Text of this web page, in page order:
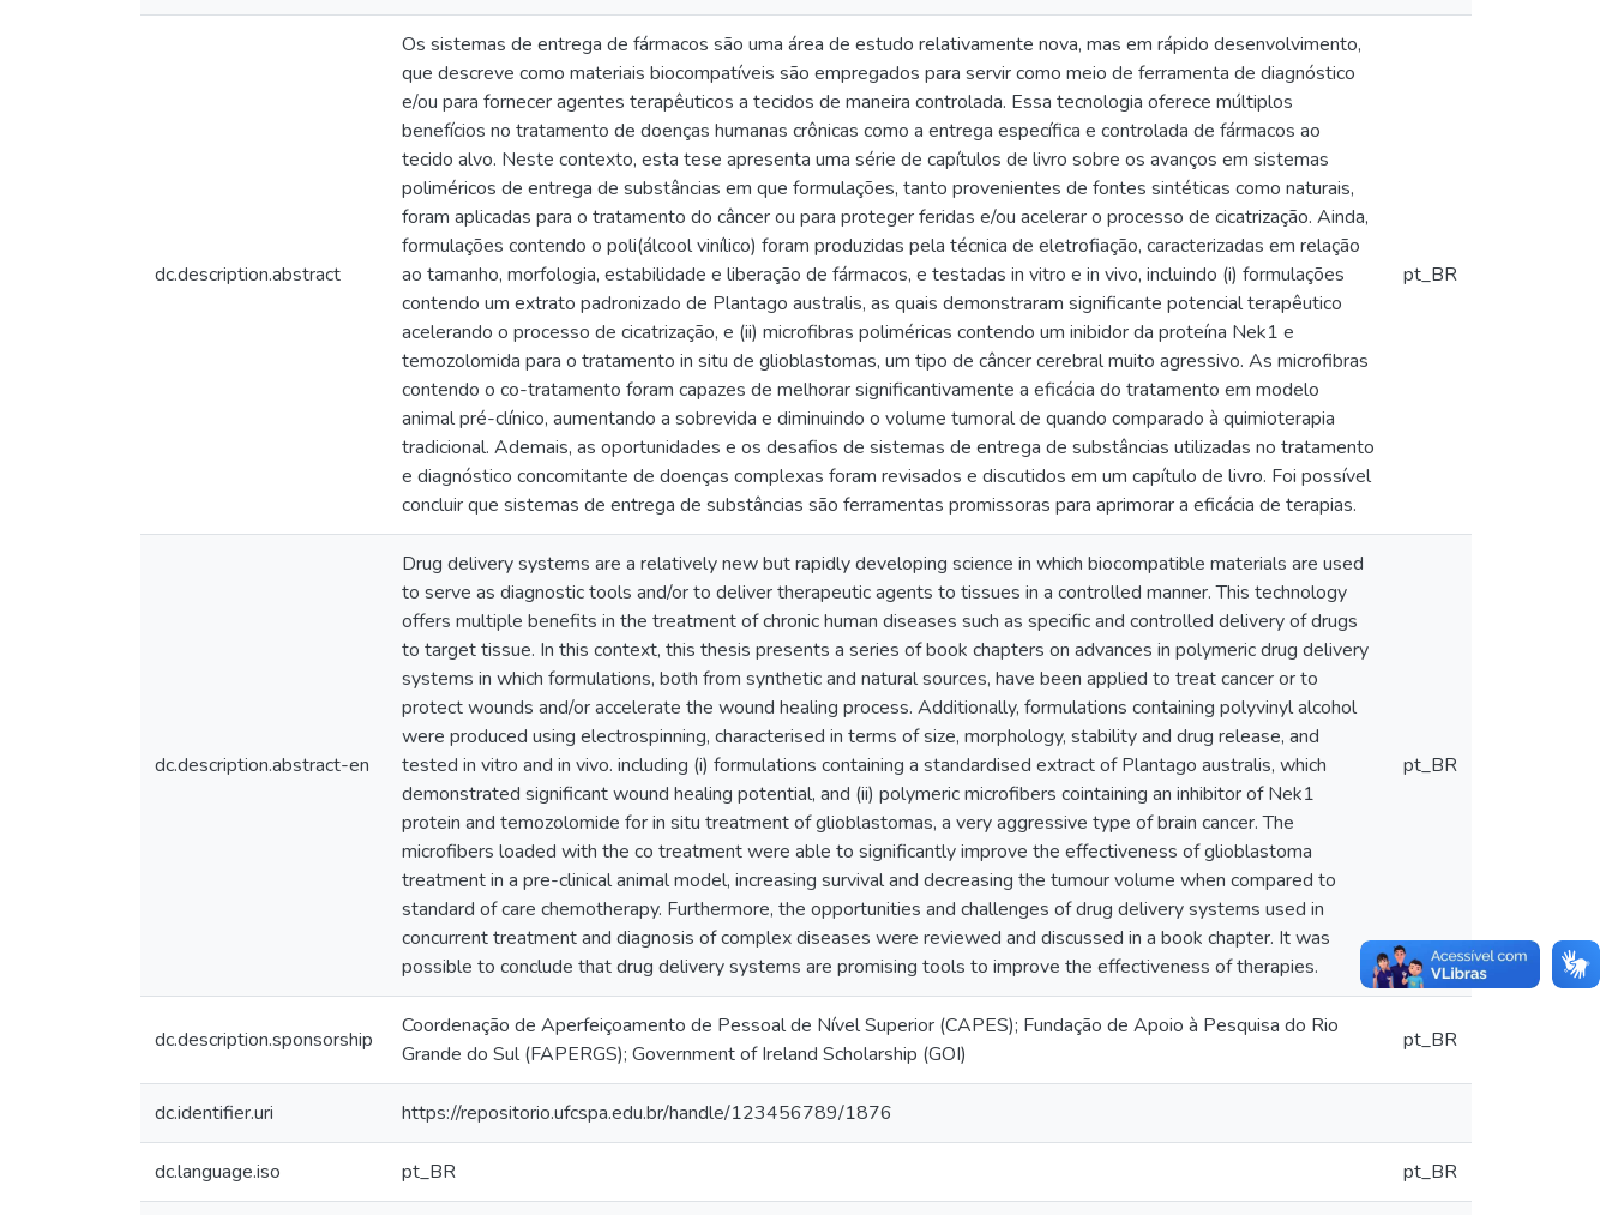
dc.description.abstract
Os sistemas de entrega de fármacos são uma área de estudo relativamente nova, mas em rápido desenvolvimento,
que descreve como materiais biocompatíveis são empregados para servir como meio de ferramenta de diagnóstico
e/ou para fornecer agentes terapêuticos a tecidos de maneira controlada. Essa tecnologia oferece múltiplos
benefícios no tratamento de doenças humanas crônicas como a entrega específica e controlada de fármacos ao
tecido alvo. Neste contexto, esta tese apresenta uma série de capítulos de livro sobre os avanços em sistemas
poliméricos de entrega de substâncias em que formulações, tanto provenientes de fontes sintéticas como naturais,
foram aplicadas para o tratamento do câncer ou para proteger feridas e/ou acelerar o processo de cicatrização. Ainda,
formulações contendo o poli(álcool vinílico) foram produzidas pela técnica de eletrofiação, caracterizadas em relação
ao tamanho, morfologia, estabilidade e liberação de fármacos, e testadas in vitro e in vivo, incluindo (i) formulações
contendo um extrato padronizado de Plantago australis, as quais demonstraram significante potencial terapêutico
acelerando o processo de cicatrização, e (ii) microfibras poliméricas contendo um inibidor da proteína Nek1 e
temozolomida para o tratamento in situ de glioblastomas, um tipo de câncer cerebral muito agressivo. As microfibras
contendo o co-tratamento foram capazes de melhorar significantivamente a eficácia do tratamento em modelo
animal pré-clínico, aumentando a sobrevida e diminuindo o volume tumoral de quando comparado à quimioterapia
tradicional. Ademais, as oportunidades e os desafios de sistemas de entrega de substâncias utilizadas no tratamento
e diagnóstico concomitante de doenças complexas foram revisados e discutidos em um capítulo de livro. Foi possível
concluir que sistemas de entrega de substâncias são ferramentas promissoras para aprimorar a eficácia de terapias.
pt_BR
dc.description.abstract-en
Drug delivery systems are a relatively new but rapidly developing science in which biocompatible materials are used
to serve as diagnostic tools and/or to deliver therapeutic agents to tissues in a controlled manner. This technology
offers multiple benefits in the treatment of chronic human diseases such as specific and controlled delivery of drugs
to target tissue. In this context, this thesis presents a series of book chapters on advances in polymeric drug delivery
systems in which formulations, both from synthetic and natural sources, have been applied to treat cancer or to
protect wounds and/or accelerate the wound healing process. Additionally, formulations containing polyvinyl alcohol
were produced using electrospinning, characterised in terms of size, morphology, stability and drug release, and
tested in vitro and in vivo. including (i) formulations containing a standardised extract of Plantago australis, which
demonstrated significant wound healing potential, and (ii) polymeric microfibers cointaining an inhibitor of Nek1
protein and temozolomide for in situ treatment of glioblastomas, a very aggressive type of brain cancer. The
microfibers loaded with the co treatment were able to significantly improve the effectiveness of glioblastoma
treatment in a pre-clinical animal model, increasing survival and decreasing the tumour volume when compared to
standard of care chemotherapy. Furthermore, the opportunities and challenges of drug delivery systems used in
concurrent treatment and diagnosis of complex diseases were reviewed and discussed in a book chapter. It was
possible to conclude that drug delivery systems are promising tools to improve the effectiveness of therapies.
pt_BR
dc.description.sponsorship
Coordenação de Aperfeiçoamento de Pessoal de Nível Superior (CAPES); Fundação de Apoio à Pesquisa do Rio
Grande do Sul (FAPERGS); Government of Ireland Scholarship (GOI)
pt_BR
dc.identifier.uri https://repositorio.ufcspa.edu.br/handle/123456789/1876
dc.language.iso pt_BR pt_BR